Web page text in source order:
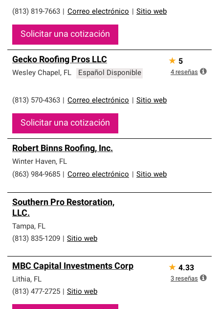
(813) 819-7663 Correo electrónico Sitio web
Solicitar una cotización
Gecko Roofing Pros LLC
Wesley Chapel, FL Español Disponible
(813) 570-4363 Correo electrónico Sitio web
Solicitar una cotización
★ 5
4 reseñas
Robert Binns Roofing, Inc.
Winter Haven, FL
(863) 984-9685
Correo electrónico Sitio web
Southern Pro Restoration,
LLC.
Tampa, FL
(813) 835-1209
Sitio web
MBC Capital Investments Corp
Lithia, FL
(813) 477-2725
Sitio web
★ 4.33
3 reseñas